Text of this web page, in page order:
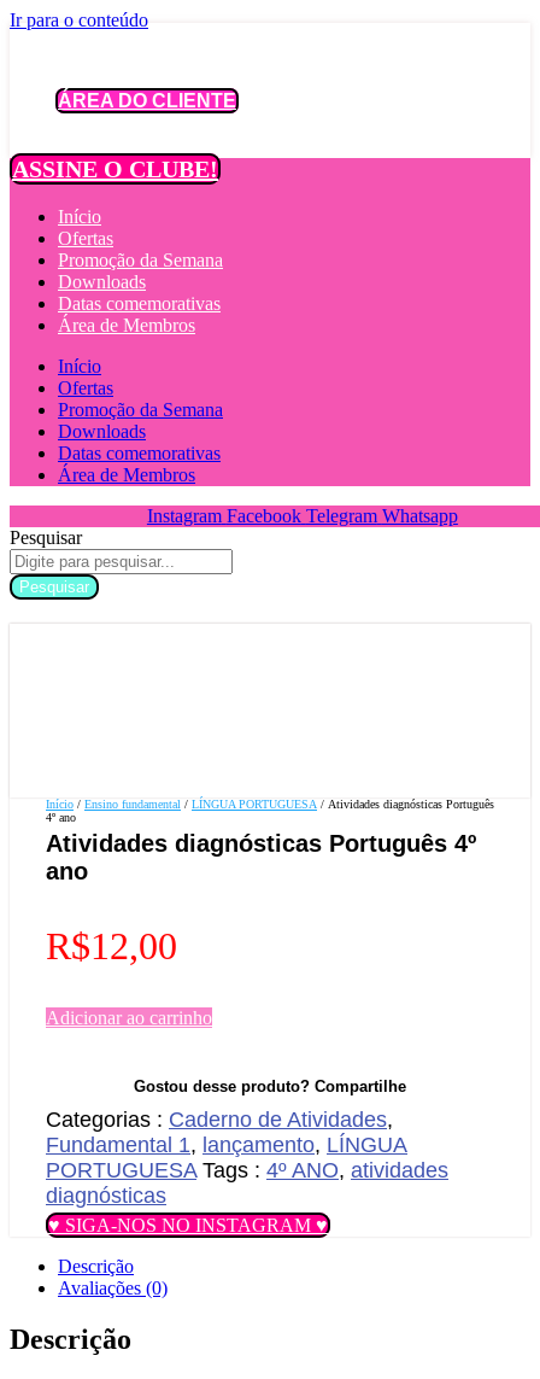
Ir para o conteúdo
ÁREA DO CLIENTE
ASSINE O CLUBE!
Início
Ofertas
Promoção da Semana
Downloads
Datas comemorativas
Área de Membros
Início
Ofertas
Promoção da Semana
Downloads
Datas comemorativas
Área de Membros
Instagram Facebook Telegram Whatsapp
Pesquisar
Pesquisar
Início / Ensino fundamental / LÍNGUA PORTUGUESA / Atividades diagnósticas Português
4º ano
Atividades diagnósticas Português 4º
ano
R$12,00
Adicionar ao carrinho
Gostou desse produto? Compartilhe
Categorias : Caderno de Atividades,
Fundamental 1, lançamento, LÍNGUA
PORTUGUESA Tags : 4º ANO, atividades
diagnósticas
♥ SIGA-NOS NO INSTAGRAM ♥
Descrição
Avaliações (0)
Descrição